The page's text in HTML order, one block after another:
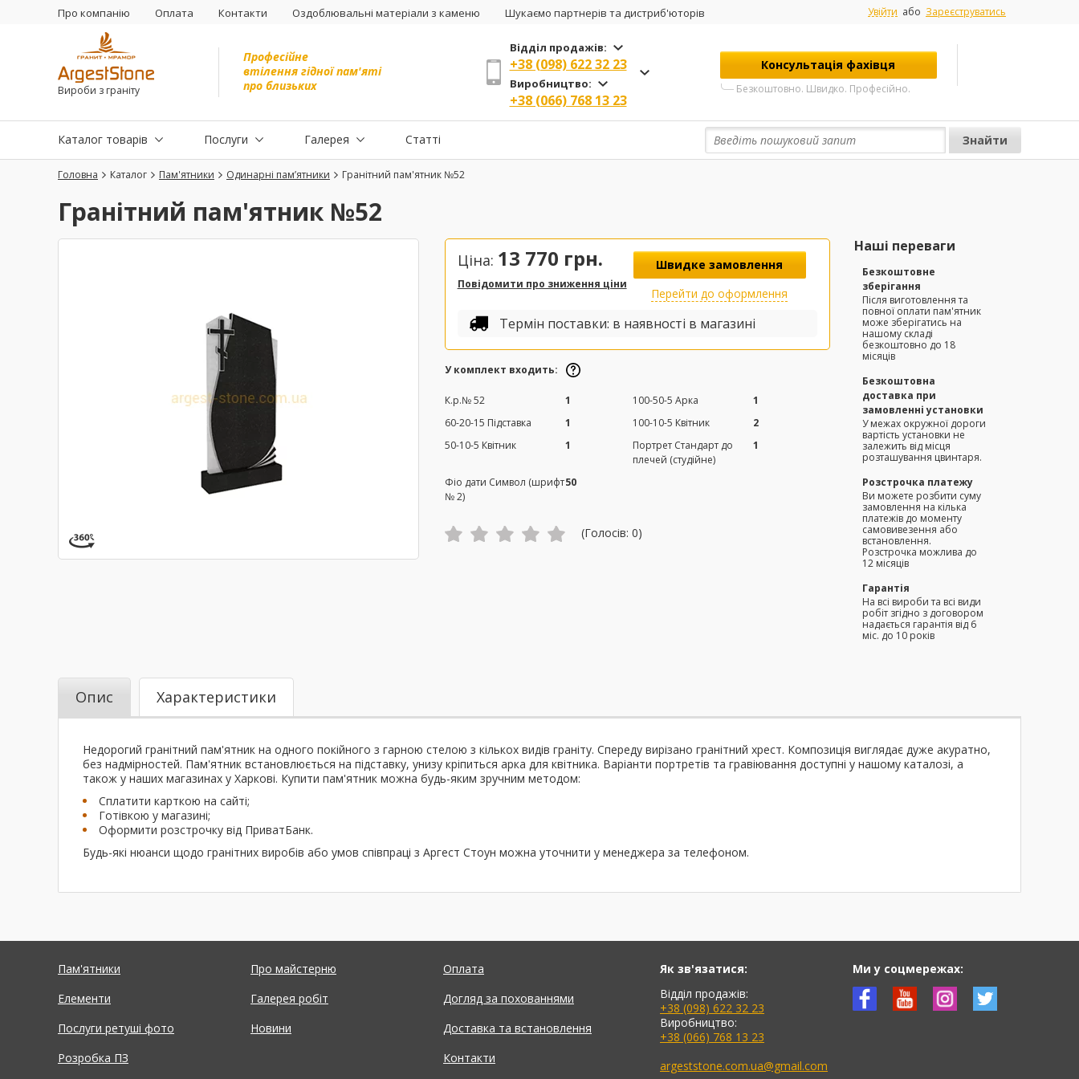
Про компанію Оплата Контакти Оздоблювальні матеріали з каменю Шукаємо партнерів та дистриб'юторів Увійти або Зареєструватись
Вироби з граніту
Професійне
втілення гідної пам'яті
про близьких
Відділ продажів:
+38 (098) 622 32 23
Виробництво:
+38 (066) 768 13 23
Консультація фахівця
Безкоштовно. Швидко. Професійно.
Каталог товарів Послуги Галерея Статті
Головна Каталог Пам'ятники Одинарні пам’ятники Гранітний пам'ятник №52
Гранітний пам'ятник №52
Ціна: 13 770 грн.
Повідомити про зниження ціни
Швидке замовлення
Перейти до оформлення
Термін поставки: в наявності в магазині
У комплект входить:
К.р.№ 52 1 100-50-5 Арка
1
60-20-15 Підставка
1 100-10-5 Квітник
2
50-10-5 Квітник
1
Портрет Стандарт до
плечей (студійне)
1
Фіо дати Символ (шрифт
№ 2)
50
(Голосів: 0)
Наші переваги
Безкоштовне
зберігання
Після виготовлення та
повної оплати пам'ятник
може зберігатись на
нашому складі
безкоштовно до 18
місяців
Безкоштовна
доставка при
замовленні установки
У межах окружної дороги
вартість установки не
залежить від місця
розташування цвинтаря.
Розстрочка платежу
Ви можете розбити суму
замовлення на кілька
платежів до моменту
самовивезення або
встановлення.
Розстрочка можлива до
12 місяців
Гарантія
На всі вироби та всі види
робіт згідно з договором
надається гарантія від 6
міс. до 10 років
Опис Характеристики
Недорогий гранітний пам'ятник на одного покійного з гарною стелою з кількох видів граніту. Спереду вирізано гранітний хрест. Композиція виглядає дуже акуратно,
без надмірностей. Пам'ятник встановлюється на підставку, унизу кріпиться арка для квітника. Варіанти портретів та гравіювання доступні у нашому каталозі, а
також у наших магазинах у Харкові. Купити пам'ятник можна будь-яким зручним методом:
Сплатити карткою на сайті;
Готівкою у магазині;
Оформити розстрочку від ПриватБанк.
Будь-які нюанси щодо гранітних виробів або умов співпраці з Аргест Стоун можна уточнити у менеджера за телефоном.
Пам'ятники
Елементи
Послуги ретуші фото
Розробка ПЗ
Про майстерню
Галерея робіт
Новини
Оплата
Догляд за похованнями
Доставка та встановлення
Контакти
Як зв'язатися:
Відділ продажів:
+38 (098) 622 32 23
Виробництво:
+38 (066) 768 13 23
argeststone.com.ua@gmail.com
Ми у соцмережах: